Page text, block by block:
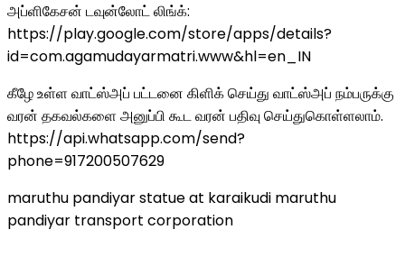
அப்ளிகேசன் டவுன்லோட் லிங்க்:
https://play.google.com/store/apps/details?
id=com.agamudayarmatri.www&hl=en_IN
கீழே உள்ள வாட்ஸ்அப் பட்டனை கிளிக் செய்து வாட்ஸ்அப் நம்பருக்கு
வரன் தகவல்களை அனுப்பி கூட வரன் பதிவு செய்துகொள்ளலாம்.
https://api.whatsapp.com/send?
phone=917200507629
maruthu pandiyar statue at karaikudi maruthu
pandiyar transport corporation